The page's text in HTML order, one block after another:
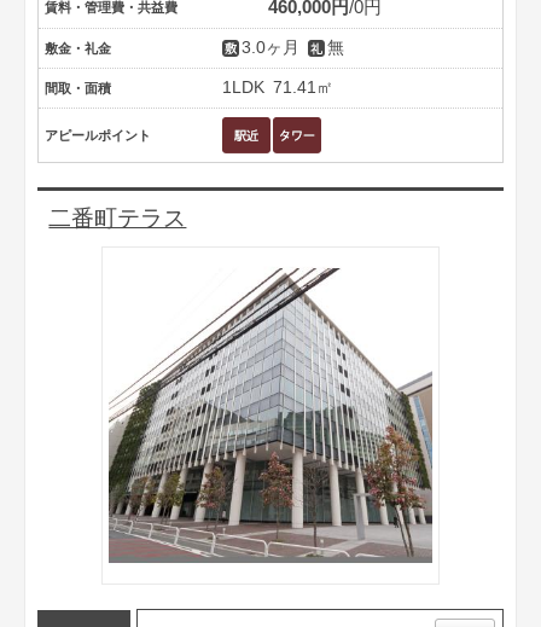
賃料・管理費・共益費 460,000円 0円
敷金・礼金 3.0ヶ月 無
間取・面積 1LDK 71.41㎡
アピールポイント
二番町テラス